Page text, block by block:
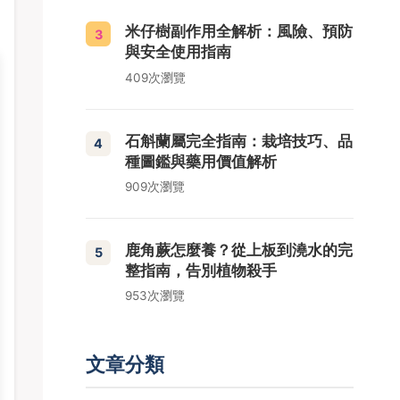
3
米仔樹副作用全解析：風險、預防
與安全使用指南
409次瀏覽
4
石斛蘭屬完全指南：栽培技巧、品
種圖鑑與藥用價值解析
909次瀏覽
5
鹿角蕨怎麼養？從上板到澆水的完
整指南，告別植物殺手
953次瀏覽
文章分類